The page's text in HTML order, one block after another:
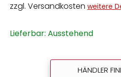
zzgl. Versandkosten weitere
Lieferbar: Ausstehend
HÄNDLER